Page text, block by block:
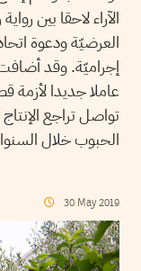
الآراء لاحقا بين
العرضيّة ودعوة
إجراميّة. وقد أضافت
عاملا جديدا لأزمة
تواصل تراجع
الحبوب خلال
30 May 2019